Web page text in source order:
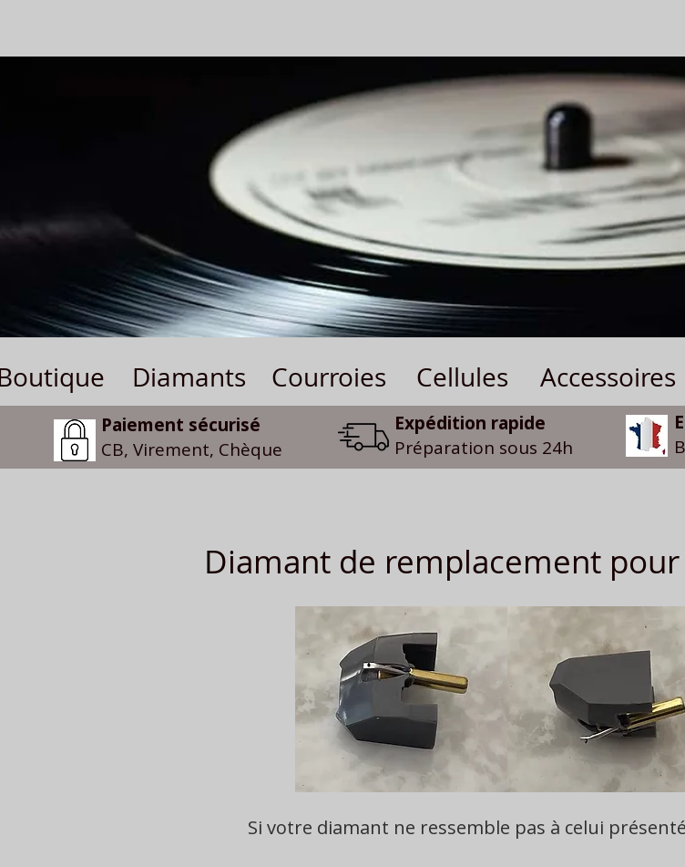
Diamants Courroies Cellules Accessoires
Paiement sécurisé
CB, Virement, Chèque
Expédition rapide
Préparation sous 24h
Diamant de remplacement pour
Si votre diamant ne ressemble pas à celui